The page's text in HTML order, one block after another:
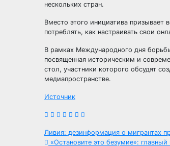
нескольких стран.
Вместо этого инициатива призывает
потреблять, как настраивать свои
В рамках Международного дня
посвященная историческим и
стол, участники которого обсудят
медиапространстве.
Источник
Навигация
Ливия: дезинформация о мигрантах
«Остановите это безумие»: